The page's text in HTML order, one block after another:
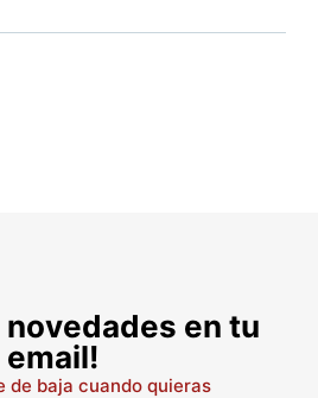
novedades en tu
email!
de baja cuando quieras